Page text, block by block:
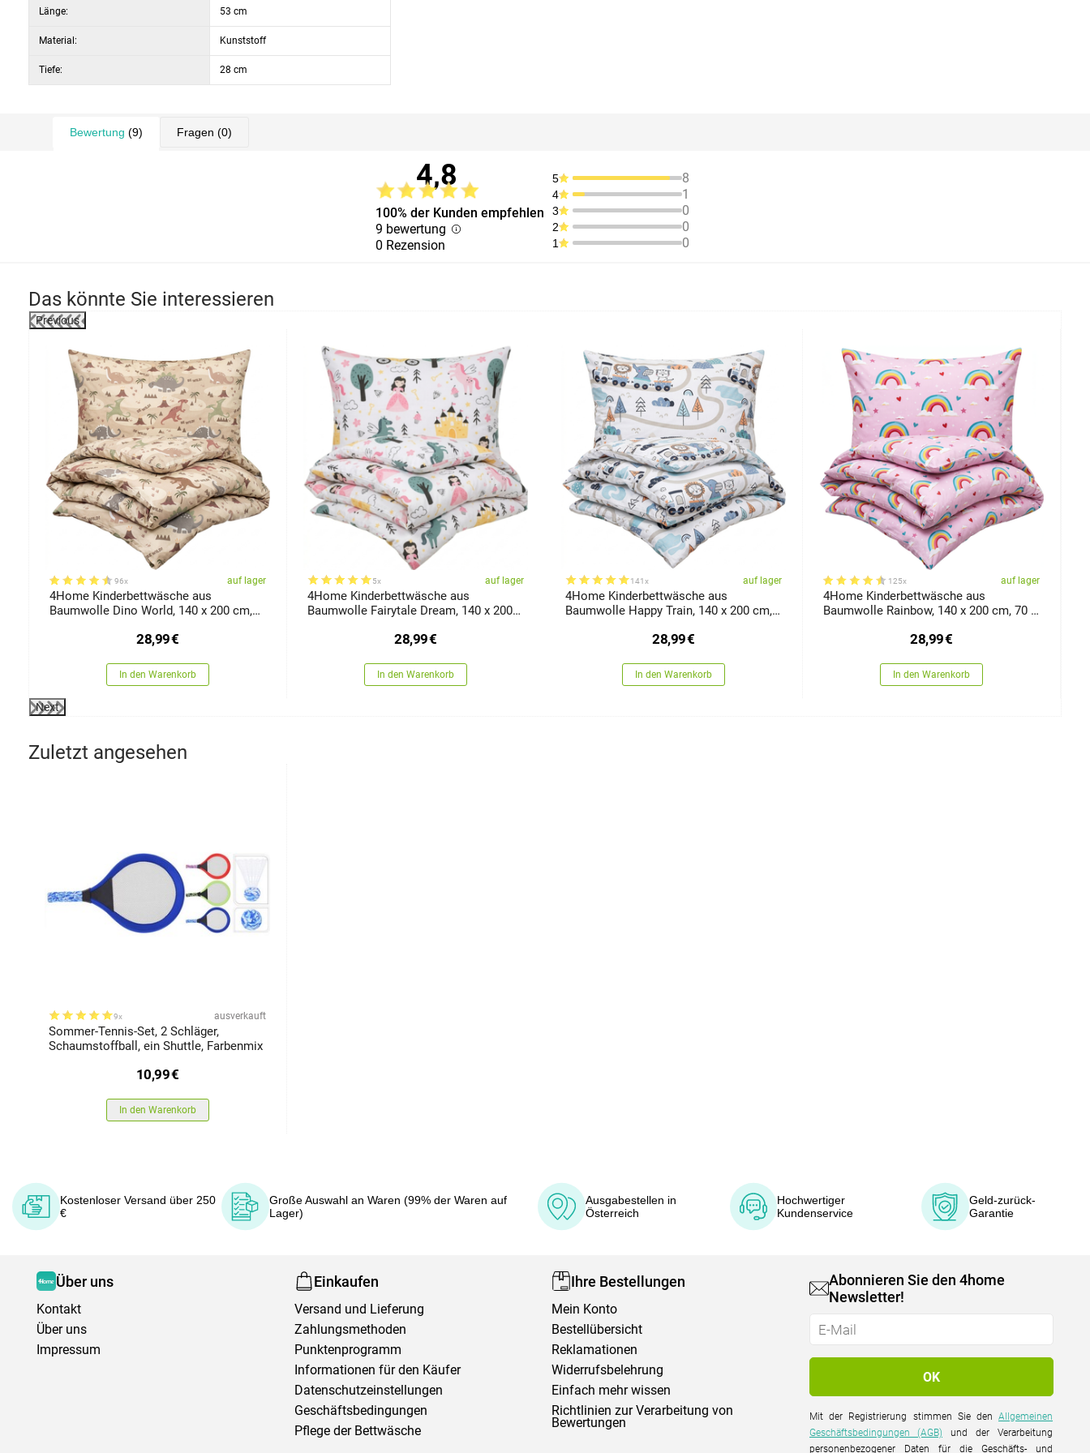
Länge: 53 cm
Material: Kunststoff
Tiefe: 28 cm
Bewertung (9) Fragen (0)
4,8
100% der Kunden empfehlen
9 bewertung
0 Rezension
5 8
4 1
3 0
2 0
1 0
Das könnte Sie interessieren
Previous
96x auf lager
4Home Kinderbettwäsche aus
Baumwolle Dino World, 140 x 200 cm,
28,99€
In den Warenkorb
5x auf lager
4Home Kinderbettwäsche aus
Baumwolle Fairytale Dream, 140 x 200
28,99€
In den Warenkorb
141x auf lager
4Home Kinderbettwäsche aus
Baumwolle Happy Train, 140 x 200 cm,
28,99€
In den Warenkorb
125x auf lager
4Home Kinderbettwäsche aus
Baumwolle Rainbow, 140 x 200 cm, 70 x
28,99€
In den Warenkorb
Next
Zuletzt angesehen
9x ausverkauft
Sommer-Tennis-Set, 2 Schläger,
Schaumstoffball, ein Shuttle, Farbenmix
10,99€
In den Warenkorb
Kostenloser Versand über 250
€
Große Auswahl an Waren (99% der Waren auf
Lager)
Ausgabestellen in
Österreich
Hochwertiger
Kundenservice
Geld-zurück-
Garantie
Über uns
Kontakt
Über uns
Impressum
Einkaufen
Versand und Lieferung
Zahlungsmethoden
Punktenprogramm
Informationen für den Käufer
Datenschutzeinstellungen
Geschäftsbedingungen
Pflege der Bettwäsche
Ihre Bestellungen
Mein Konto
Bestellübersicht
Reklamationen
Widerrufsbelehrung
Einfach mehr wissen
Richtlinien zur Verarbeitung von
Bewertungen
Abonnieren Sie den 4home
Newsletter!
Mit der Registrierung stimmen Sie denAllgemeinen
Geschäftsbedingungen (AGB) und der Verarbeitung
personenbezogener Daten für die Geschäfts- und